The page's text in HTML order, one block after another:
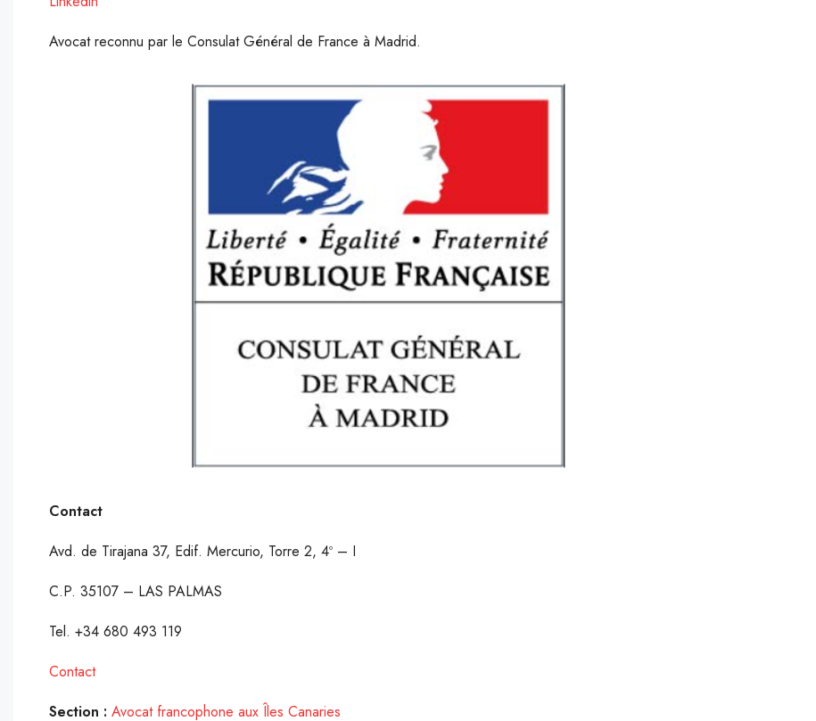
Avocat reconnu par le Consulat Général de France à Madrid.
Contact
Avd. de Tirajana 37, Edif. Mercurio, Torre 2, 4º – I
C.P. 35107 – LAS PALMAS
Tel. +34 680 493 119
Contact
Section : Avocat francophone aux Îles Canaries